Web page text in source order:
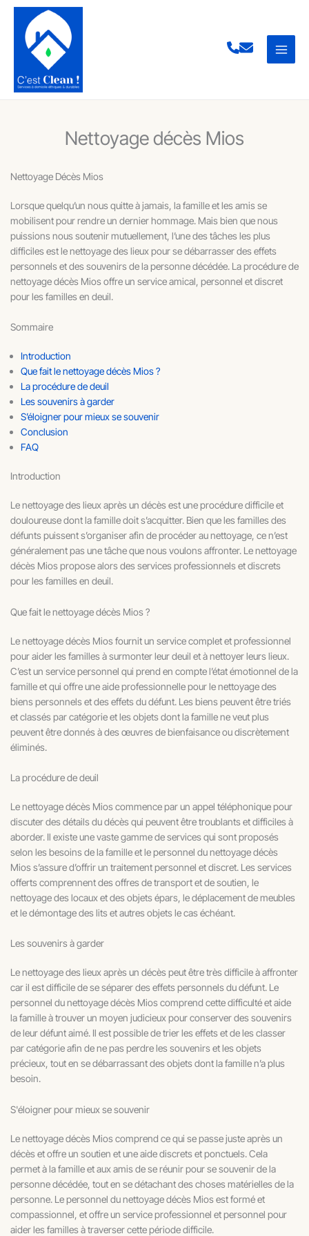
Aller
contenu
Nettoyage décès Mios
Nettoyage Décès Mios
Lorsque quelqu’un nous quitte à jamais, la famille et les amis se
mobilisent pour rendre un dernier hommage. Mais bien que nous
puissions nous soutenir mutuellement, l’une des tâches les plus
difficiles est le nettoyage des lieux pour se débarrasser des effets
personnels et des souvenirs de la personne décédée. La procédure de
nettoyage décès Mios offre un service amical, personnel et discret
pour les familles en deuil.
Sommaire
Introduction
Que fait le nettoyage décès Mios ?
La procédure de deuil
Les souvenirs à garder
S’éloigner pour mieux se souvenir
Conclusion
FAQ
Introduction
Le nettoyage des lieux après un décès est une procédure difficile et
douloureuse dont la famille doit s’acquitter. Bien que les familles des
défunts puissent s’organiser afin de procéder au nettoyage, ce n’est
généralement pas une tâche que nous voulons affronter. Le nettoyage
décès Mios propose alors des services professionnels et discrets
pour les familles en deuil.
Que fait le nettoyage décès Mios ?
Le nettoyage décès Mios fournit un service complet et professionnel
pour aider les familles à surmonter leur deuil et à nettoyer leurs lieux.
C’est un service personnel qui prend en compte l’état émotionnel de la
famille et qui offre une aide professionnelle pour le nettoyage des
biens personnels et des effets du défunt. Les biens peuvent être triés
et classés par catégorie et les objets dont la famille ne veut plus
peuvent être donnés à des œuvres de bienfaisance ou discrètement
éliminés.
La procédure de deuil
Le nettoyage décès Mios commence par un appel téléphonique pour
discuter des détails du décès qui peuvent être troublants et difficiles à
aborder. Il existe une vaste gamme de services qui sont proposés
selon les besoins de la famille et le personnel du nettoyage décès
Mios s’assure d’offrir un traitement personnel et discret. Les services
offerts comprennent des offres de transport et de soutien, le
nettoyage des locaux et des objets épars, le déplacement de meubles
et le démontage des lits et autres objets le cas échéant.
Les souvenirs à garder
Le nettoyage des lieux après un décès peut être très difficile à affronter
car il est difficile de se séparer des effets personnels du défunt. Le
personnel du nettoyage décès Mios comprend cette difficulté et aide
la famille à trouver un moyen judicieux pour conserver des souvenirs
de leur défunt aimé. Il est possible de trier les effets et de les classer
par catégorie afin de ne pas perdre les souvenirs et les objets
précieux, tout en se débarrassant des objets dont la famille n’a plus
besoin.
S'éloigner pour mieux se souvenir
Le nettoyage décès Mios comprend ce qui se passe juste après un
décès et offre un soutien et une aide discrets et ponctuels. Cela
permet à la famille et aux amis de se réunir pour se souvenir de la
personne décédée, tout en se détachant des choses matérielles de la
personne. Le personnel du nettoyage décès Mios est formé et
compassionnel, et offre un service professionnel et personnel pour
aider les familles à traverser cette période difficile.